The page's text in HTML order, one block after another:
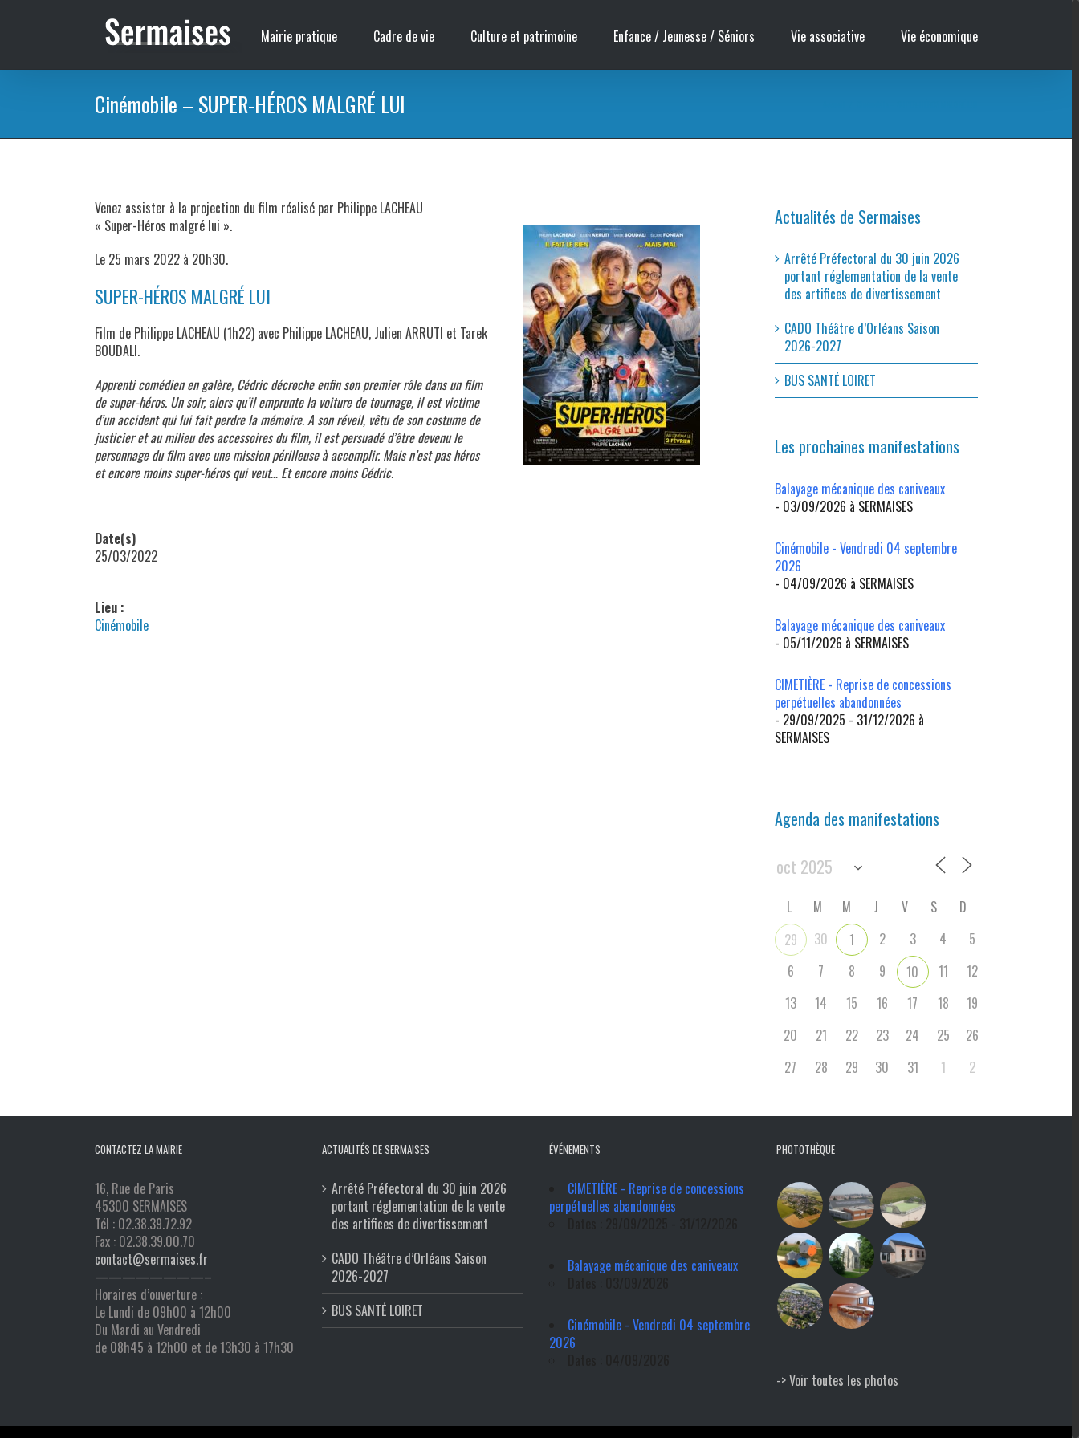
Mairie pratique Cadre de vie Culture et patrimoine Enfance / Jeunesse / Séniors Vie associative Vie économique
Cinémobile – SUPER-HÉROS MALGRÉ LUI
Venez assister à la projection du film réalisé par Philippe LACHEAU
« Super-Héros malgré lui ».
Le 25 mars 2022 à 20h30.
SUPER-HÉROS MALGRÉ LUI
Film de Philippe LACHEAU (1h22) avec Philippe LACHEAU, Julien ARRUTI et Tarek
BOUDALI.
Apprenti comédien en galère, Cédric décroche enfin son premier rôle dans un film
de super-héros. Un soir, alors qu’il emprunte la voiture de tournage, il est victime
d’un accident qui lui fait perdre la mémoire. A son réveil, vêtu de son costume de
justicier et au milieu des accessoires du film, il est persuadé d’être devenu le
personnage du film avec une mission périlleuse à accomplir. Mais n’est pas héros
et encore moins super-héros qui veut… Et encore moins Cédric.
Date(s)
25/03/2022
Lieu :
Cinémobile
Actualités de Sermaises
Arrêté Préfectoral du 30 juin 2026
portant réglementation de la vente
des artifices de divertissement
CADO Théâtre d’Orléans Saison
2026-2027
BUS SANTÉ LOIRET
Les prochaines manifestations
Balayage mécanique des caniveaux
- 03/09/2026 à SERMAISES
Cinémobile - Vendredi 04 septembre
2026
- 04/09/2026 à SERMAISES
Balayage mécanique des caniveaux
- 05/11/2026 à SERMAISES
CIMETIÈRE - Reprise de concessions
perpétuelles abandonnées
- 29/09/2025 - 31/12/2026 à
SERMAISES
Agenda des manifestations
L M M J V S
D
29
30 1 2 3 4
5
6
7 8 9 10 11
12
13
14 15 16 17 18
19
20
21 22 23 24 25
26
27
28 29 30 31 1 2
CONTACTEZ LA MAIRIE
16, Rue de Paris
45300 SERMAISES
Tél : 02.38.39.72.92
Fax : 02.38.39.00.70
contact@sermaises.fr
————————–
Horaires d’ouverture :
Le Lundi de 09h00 à 12h00
Du Mardi au Vendredi
de 08h45 à 12h00 et de 13h30 à 17h30
ACTUALITÉS DE SERMAISES
Arrêté Préfectoral du 30 juin 2026
portant réglementation de la vente
des artifices de divertissement
CADO Théâtre d’Orléans Saison
2026-2027
BUS SANTÉ LOIRET
ÉVÉNEMENTS
CIMETIÈRE - Reprise de concessions
perpétuelles abandonnées
Balayage mécanique des caniveaux
Cinémobile - Vendredi 04 septembre
2026
PHOTOTHÈQUE
-> Voir toutes les photos